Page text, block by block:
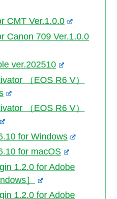
CMT Ver.1.0.0
Canon 709 Ver.1.0.0
ver.202510
（EOS R6 V）
（EOS R6 V）
for Windows
for macOS
1.2.0 for Adobe
］
1.2.0 for Adobe